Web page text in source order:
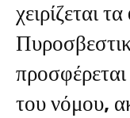
χειρίζεται
του νόμου,